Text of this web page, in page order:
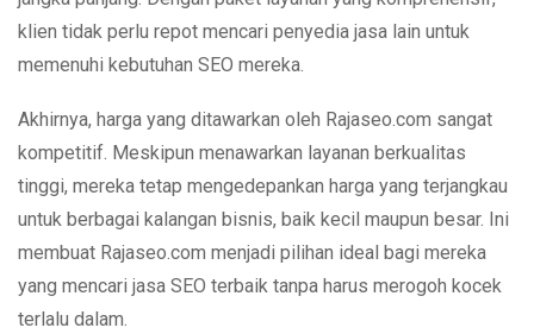
klien tidak perlu repot mencari penyedia jasa lain untuk
memenuhi kebutuhan SEO mereka.
Akhirnya, harga yang ditawarkan oleh Rajaseo.com sangat
kompetitif. Meskipun menawarkan layanan berkualitas
tinggi, mereka tetap mengedepankan harga yang terjangkau
untuk berbagai kalangan bisnis, baik kecil maupun besar. Ini
membuat Rajaseo.com menjadi pilihan ideal bagi mereka
yang mencari jasa SEO terbaik tanpa harus merogoh kocek
terlalu dalam.